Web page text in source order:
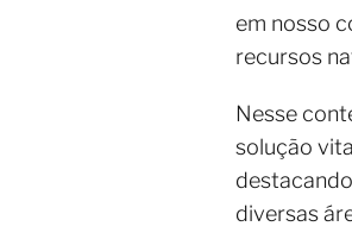
em nosso
recursos
Nesse
solução
diversas